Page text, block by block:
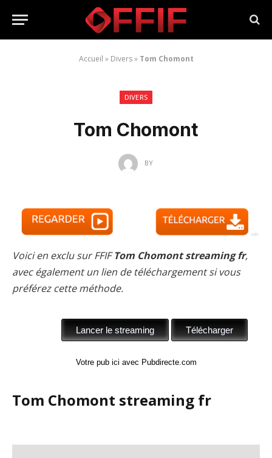
Accueil » Divers» Tom Chomont
DIVERS
Tom Chomont
BY
Voici en exclu sur FFIFTom Chomont streaming fr,
avec également un lien de téléchargement si vous
préférez cette méthode.
Votre pub ici avec Pubdirecte.com
Tom Chomont streaming fr